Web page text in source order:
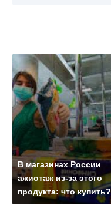
В магазинах России
ажиотаж из-за этого
продукта: что купить?